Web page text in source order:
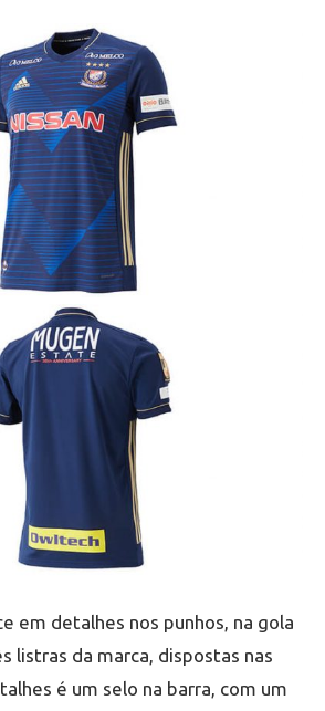
em detalhes nos punhos, na gola
listras da marca, dispostas nas
é um selo na barra, com um